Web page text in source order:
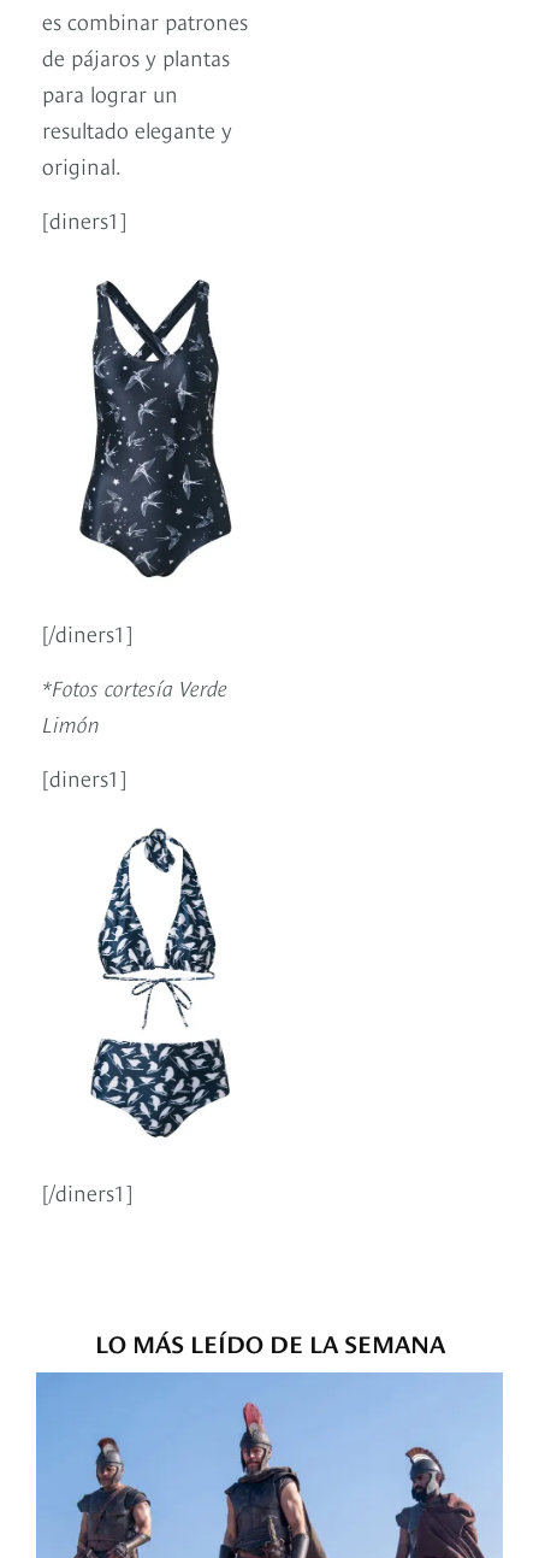
es combinar patrones
de pájaros y plantas
para lograr un
resultado elegante y
original.
[diners1]
[/diners1]
*Fotos cortesía Verde
Limón
[diners1]
[/diners1]
LO MÁS LEÍDO DE LA SEMANA